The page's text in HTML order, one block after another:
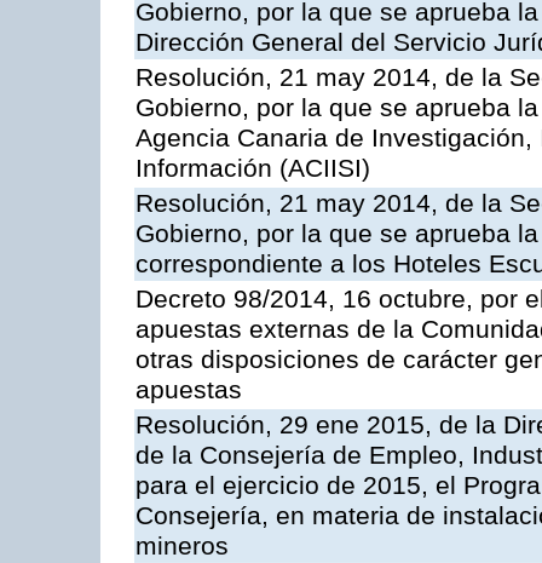
Gobierno, por la que se aprueba
Dirección General del Servicio
Resolución, 21 may 2014, de la
Gobierno, por la que se aprueba
Agencia Canaria de
Información (ACIISI)
Resolución, 21 may 2014, de la
Gobierno, por la que se aprueba
correspondiente a los Hoteles
Decreto 98/2014, 16 octubre, por
apuestas externas de la
otras disposiciones de carácter
apuestas
Resolución, 29 ene 2015, de la
de la Consejería de Empleo,
para el ejercicio de 2015, el
Consejería, en materia de
mineros